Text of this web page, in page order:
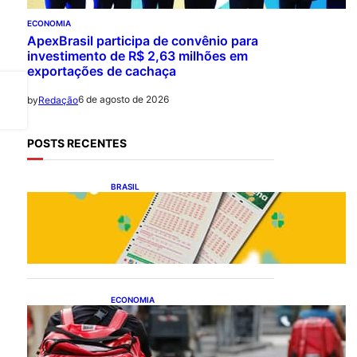
ECONOMIA
ApexBrasil participa de convênio para
investimento de R$ 2,63 milhões em
exportações de cachaça
byRedação6 de agosto de 2026
POSTS RECENTES
BRASIL
Resultado da Mega-Sena
3041 nesta quinta-feira
(06/08/2026)
ECONOMIA
CAIXA e iFood facilitam
financiamento de motos e
bicicletas elétricas para